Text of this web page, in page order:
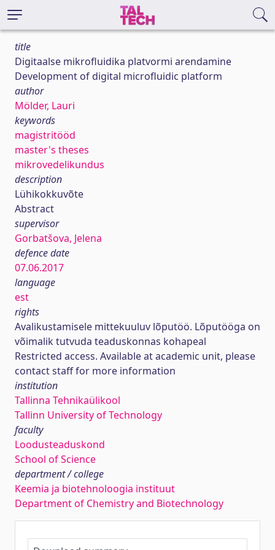
title
Digitaalse mikrofluidika platvormi arendamine
Development of digital microfluidic platform
author
Mölder, Lauri
keywords
magistritööd
master's theses
mikrovedelikundus
description
Lühikokkuvõte
Abstract
supervisor
Gorbatšova, Jelena
defence date
07.06.2017
language
est
rights
Avalikustamisele mittekuuluv lõputöö. Lõputööga on
võimalik tutvuda teaduskonnas kohapeal
Restricted access. Available at academic unit, please
contact staff for more information
institution
Tallinna Tehnikaülikool
Tallinn University of Technology
faculty
Loodusteaduskond
School of Science
department / college
Keemia ja biotehnoloogia instituut
Department of Chemistry and Biotechnology